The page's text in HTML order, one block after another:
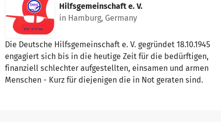
Hilfsgemeinschaft e. V.
in Hamburg, Germany
Die Deutsche Hilfsgemeinschaft e. V. gegründet 18.10.1945
engagiert sich bis in die heutige Zeit für die bedürftigen,
finanziell schlechter aufgestellten, einsamen und armen
Menschen - Kurz für diejenigen die in Not geraten sind.